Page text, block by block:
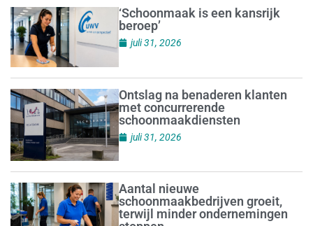
‘Schoonmaak is een kansrijk
beroep’
juli 31, 2026
Ontslag na benaderen klanten
met concurrerende
schoonmaakdiensten
juli 31, 2026
Aantal nieuwe
schoonmaakbedrijven groeit,
terwijl minder ondernemingen